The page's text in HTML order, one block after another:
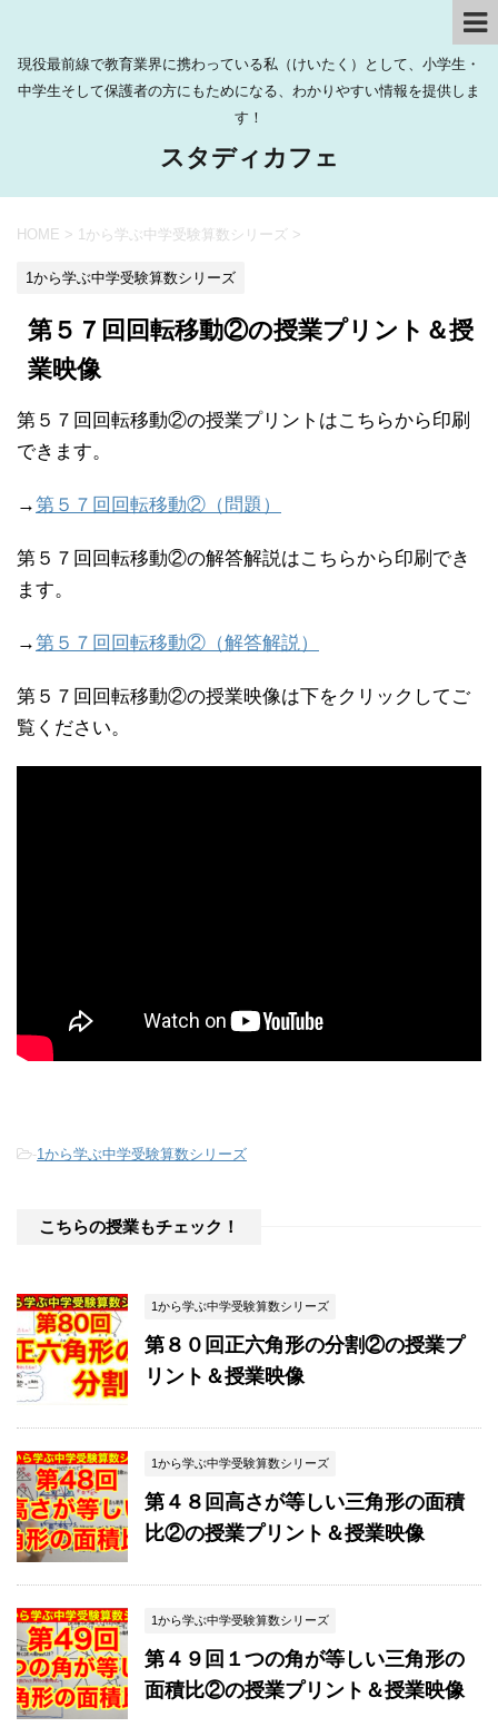
現役最前線で教育業界に携わっている私（けいたく）として、小学生・
中学生そして保護者の方にもためになる、わかりやすい情報を提供しま
す！
スタディカフェ
HOME > 1から学ぶ中学受験算数シリーズ >
1から学ぶ中学受験算数シリーズ
第５７回回転移動②の授業プリント＆授
業映像
第５７回回転移動②の授業プリントはこちらから印刷
できます。
→第５７回回転移動②（問題）
第５７回回転移動②の解答解説はこちらから印刷でき
ます。
→第５７回回転移動②（解答解説）
第５７回回転移動②の授業映像は下をクリックしてご
覧ください。
-1から学ぶ中学受験算数シリーズ
こちらの授業もチェック！
1から学ぶ中学受験算数シリーズ
第８０回正六角形の分割②の授業プ
リント＆授業映像
1から学ぶ中学受験算数シリーズ
第４８回高さが等しい三角形の面積
比②の授業プリント＆授業映像
1から学ぶ中学受験算数シリーズ
第４９回１つの角が等しい三角形の
面積比②の授業プリント＆授業映像